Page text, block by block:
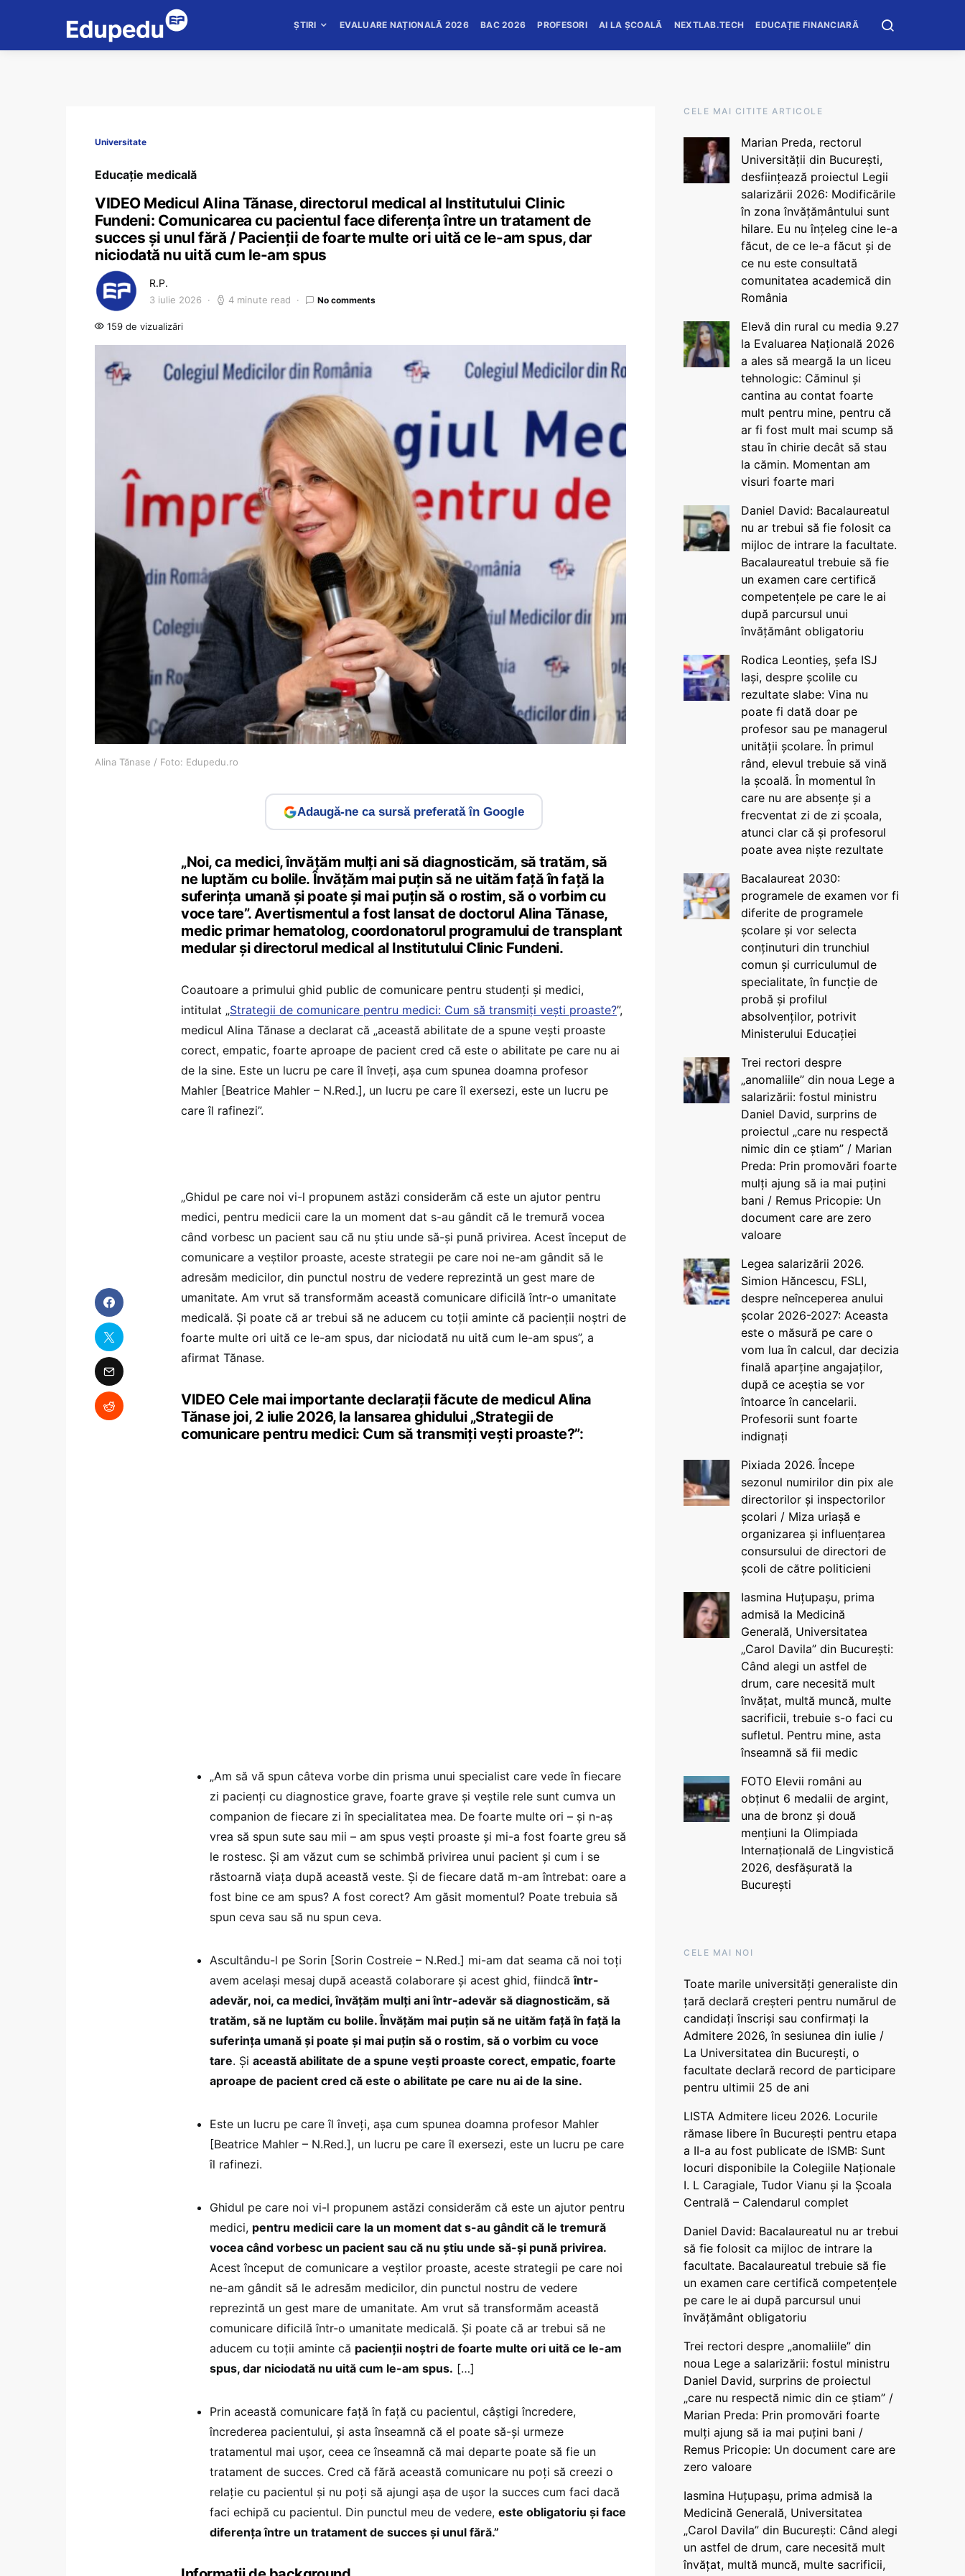
ȘTIRI EVALUARE NAȚIONALĂ 2026 BAC 2026 PROFESORI AI LA ȘCOALĂ NEXTLAB.TECH EDUCAȚIE FINANCIARĂ
Universitate
Educație medicală
VIDEO Medicul Alina Tănase, directorul medical al Institutului Clinic
Fundeni: Comunicarea cu pacientul face diferența între un tratament de
succes și unul fără / Pacienții de foarte multe ori uită ce le-am spus, dar
niciodată nu uită cum le-am spus
R.P.
3 iulie 2026 4 minute read No comments
159 de vizualizări
Alina Tănase / Foto: Edupedu.ro
Adaugă-ne ca sursă preferată în Google
„Noi, ca medici, învățăm mulți ani să diagnosticăm, să tratăm, să
ne luptăm cu bolile. Învățăm mai puțin să ne uităm față în față la
suferința umană și poate și mai puțin să o rostim, să o vorbim cu
voce tare”. Avertismentul a fost lansat de doctorul Alina Tănase,
medic primar hematolog, coordonatorul programului de transplant
medular și directorul medical al Institutului Clinic Fundeni.
Coautoare a primului ghid public de comunicare pentru studenți și medici,
intitulat „Strategii de comunicare pentru medici: Cum să transmiți vești proaste?”,
medicul Alina Tănase a declarat că „această abilitate de a spune vești proaste
corect, empatic, foarte aproape de pacient cred că este o abilitate pe care nu ai
de la sine. Este un lucru pe care îl înveți, așa cum spunea doamna profesor
Mahler [Beatrice Mahler – N.Red.], un lucru pe care îl exersezi, este un lucru pe
care îl rafinezi”.
„Ghidul pe care noi vi-l propunem astăzi considerăm că este un ajutor pentru
medici, pentru medicii care la un moment dat s-au gândit că le tremură vocea
când vorbesc un pacient sau că nu știu unde să-și pună privirea. Acest început de
comunicare a veștilor proaste, aceste strategii pe care noi ne-am gândit să le
adresăm medicilor, din punctul nostru de vedere reprezintă un gest mare de
umanitate. Am vrut să transformăm această comunicare dificilă într-o umanitate
medicală. Și poate că ar trebui să ne aducem cu toții aminte că pacienții noștri de
foarte multe ori uită ce le-am spus, dar niciodată nu uită cum le-am spus”, a
afirmat Tănase.
VIDEO Cele mai importante declarații făcute de medicul Alina
Tănase joi, 2 iulie 2026, la lansarea ghidului „Strategii de
comunicare pentru medici: Cum să transmiți vești proaste?”:
„Am să vă spun câteva vorbe din prisma unui specialist care vede în fiecare
zi pacienți cu diagnostice grave, foarte grave și veștile rele sunt cumva un
companion de fiecare zi în specialitatea mea. De foarte multe ori – și n-aș
vrea să spun sute sau mii – am spus vești proaste și mi-a fost foarte greu să
le rostesc. Și am văzut cum se schimbă privirea unui pacient și cum i se
răstoarnă viața după această veste. Și de fiecare dată m-am întrebat: oare a
fost bine ce am spus? A fost corect? Am găsit momentul? Poate trebuia să
spun ceva sau să nu spun ceva.
Ascultându-l pe Sorin [Sorin Costreie – N.Red.] mi-am dat seama că noi toți
avem același mesaj după această colaborare și acest ghid, fiindcăîntr-
adevăr, noi, ca medici, învățăm mulți ani într-adevăr să diagnosticăm, să
tratăm, să ne luptăm cu bolile. Învățăm mai puțin să ne uităm față în față la
suferința umană și poate și mai puțin să o rostim, să o vorbim cu voce
tare. Și această abilitate de a spune vești proaste corect, empatic, foarte
aproape de pacient cred că este o abilitate pe care nu ai de la sine.
Este un lucru pe care îl înveți, așa cum spunea doamna profesor Mahler
[Beatrice Mahler – N.Red.], un lucru pe care îl exersezi, este un lucru pe care
îl rafinezi.
Ghidul pe care noi vi-l propunem astăzi considerăm că este un ajutor pentru
medici, pentru medicii care la un moment dat s-au gândit că le tremură
vocea când vorbesc un pacient sau că nu știu unde să-și pună privirea.
Acest început de comunicare a veștilor proaste, aceste strategii pe care noi
ne-am gândit să le adresăm medicilor, din punctul nostru de vedere
reprezintă un gest mare de umanitate. Am vrut să transformăm această
comunicare dificilă într-o umanitate medicală. Și poate că ar trebui să ne
aducem cu toții aminte că pacienții noștri de foarte multe ori uită ce le-am
spus, dar niciodată nu uită cum le-am spus. […]
Prin această comunicare față în față cu pacientul, câștigi încredere,
încrederea pacientului, și asta înseamnă că el poate să-și urmeze
tratamentul mai ușor, ceea ce înseamnă că mai departe poate să fie un
tratament de succes. Cred că fără această comunicare nu poți să creezi o
relație cu pacientul și nu poți să ajungi așa de ușor la succes cum faci dacă
faci echipă cu pacientul. Din punctul meu de vedere, este obligatoriu și face
diferența între un tratament de succes și unul fără.”
CELE MAI CITITE ARTICOLE
Marian Preda, rectorul
Universității din București,
desființează proiectul Legii
salarizării 2026: Modificările
în zona învățământului sunt
hilare. Eu nu înțeleg cine le-a
făcut, de ce le-a făcut și de
ce nu este consultată
comunitatea academică din
România
Elevă din rural cu media 9.27
la Evaluarea Națională 2026
a ales să meargă la un liceu
tehnologic: Căminul și
cantina au contat foarte
mult pentru mine, pentru că
ar fi fost mult mai scump să
stau în chirie decât să stau
la cămin. Momentan am
visuri foarte mari
Daniel David: Bacalaureatul
nu ar trebui să fie folosit ca
mijloc de intrare la facultate.
Bacalaureatul trebuie să fie
un examen care certifică
competențele pe care le ai
după parcursul unui
învățământ obligatoriu
Rodica Leontieș, șefa ISJ
Iași, despre școlile cu
rezultate slabe: Vina nu
poate fi dată doar pe
profesor sau pe managerul
unității școlare. În primul
rând, elevul trebuie să vină
la școală. În momentul în
care nu are absențe și a
frecventat zi de zi școala,
atunci clar că și profesorul
poate avea niște rezultate
Bacalaureat 2030:
programele de examen vor fi
diferite de programele
școlare și vor selecta
conținuturi din trunchiul
comun și curriculumul de
specialitate, în funcție de
probă și profilul
absolvenților, potrivit
Ministerului Educației
Trei rectori despre
„anomaliile” din noua Lege a
salarizării: fostul ministru
Daniel David, surprins de
proiectul „care nu respectă
nimic din ce știam” / Marian
Preda: Prin promovări foarte
mulți ajung să ia mai puțini
bani / Remus Pricopie: Un
document care are zero
valoare
Legea salarizării 2026.
Simion Hăncescu, FSLI,
despre neînceperea anului
școlar 2026-2027: Aceasta
este o măsură pe care o
vom lua în calcul, dar decizia
finală aparține angajaților,
după ce aceștia se vor
întoarce în cancelarii.
Profesorii sunt foarte
indignați
Pixiada 2026. Începe
sezonul numirilor din pix ale
directorilor și inspectorilor
școlari / Miza uriașă e
organizarea și influențarea
consursului de directori de
școli de către politicieni
Iasmina Huțupașu, prima
admisă la Medicină
Generală, Universitatea
„Carol Davila” din București:
Când alegi un astfel de
drum, care necesită mult
învățat, multă muncă, multe
sacrificii, trebuie s-o faci cu
sufletul. Pentru mine, asta
înseamnă să fii medic
FOTO Elevii români au
obținut 6 medalii de argint,
una de bronz și două
mențiuni la Olimpiada
Internațională de Lingvistică
2026, desfășurată la
București
CELE MAI NOI
Toate marile universități generaliste din
țară declară creșteri pentru numărul de
candidați înscriși sau confirmați la
Admitere 2026, în sesiunea din iulie /
La Universitatea din București, o
facultate declară record de participare
pentru ultimii 25 de ani
LISTA Admitere liceu 2026. Locurile
rămase libere în București pentru etapa
a II-a au fost publicate de ISMB: Sunt
locuri disponibile la Colegiile Naționale
I. L Caragiale, Tudor Vianu și la Școala
Centrală – Calendarul complet
Daniel David: Bacalaureatul nu ar trebui
să fie folosit ca mijloc de intrare la
facultate. Bacalaureatul trebuie să fie
un examen care certifică competențele
pe care le ai după parcursul unui
învățământ obligatoriu
Trei rectori despre „anomaliile” din
noua Lege a salarizării: fostul ministru
Daniel David, surprins de proiectul
„care nu respectă nimic din ce știam” /
Marian Preda: Prin promovări foarte
mulți ajung să ia mai puțini bani /
Remus Pricopie: Un document care are
zero valoare
Iasmina Huțupașu, prima admisă la
Medicină Generală, Universitatea
„Carol Davila” din București: Când alegi
un astfel de drum, care necesită mult
învățat, multă muncă, multe sacrificii,